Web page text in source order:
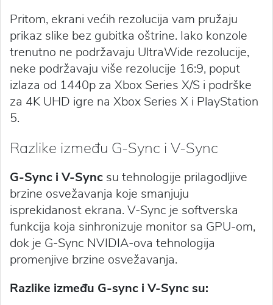
Pritom, ekrani većih rezolucija vam pružaju
prikaz slike bez gubitka oštrine. Iako konzole
trenutno ne podržavaju UltraWide rezolucije,
neke podržavaju više rezolucije 16:9, poput
izlaza od 1440p za Xbox Series X/S i podrške
za 4K UHD igre na Xbox Series X i PlayStation
5.
Razlike između G-Sync i V-Sync
G-Sync i V-Sync su tehnologije prilagodljive
brzine osvežavanja koje smanjuju
isprekidanost ekrana. V-Sync je softverska
funkcija koja sinhronizuje monitor sa GPU-om,
dok je G-Sync NVIDIA-ova tehnologija
promenjive brzine osvežavanja.
Razlike između G-sync i V-Sync su: